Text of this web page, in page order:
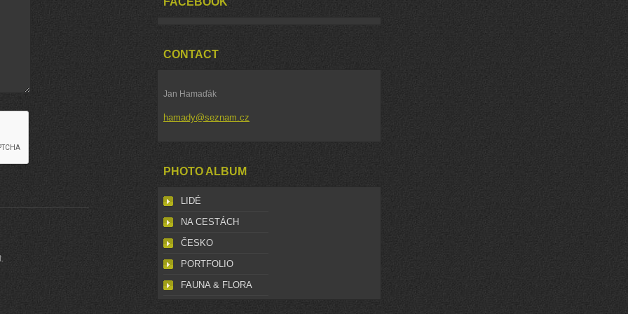
CONTACT
Jan Hamaďák
hamady@seznam.cz
PHOTO ALBUM
LIDÉ
NA CESTÁCH
ČESKO
PORTFOLIO
FAUNA & FLORA